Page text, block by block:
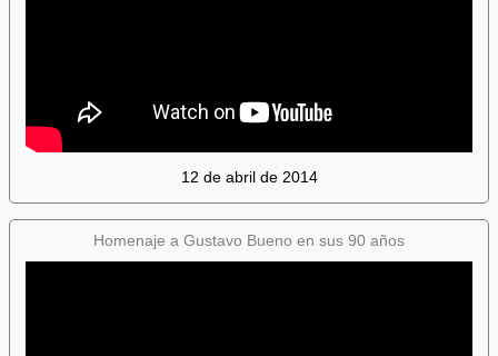
12 de abril de 2014
Homenaje a Gustavo Bueno en sus 90 años